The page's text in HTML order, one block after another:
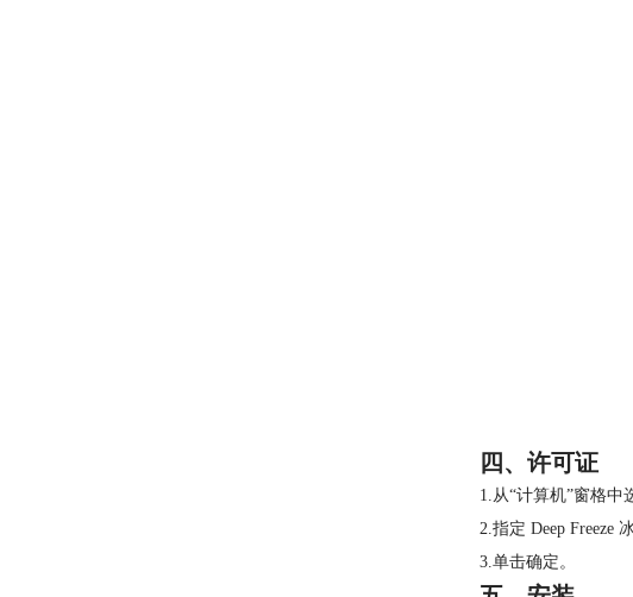
四、许可证
1.从“计算机”窗格中
2.指定 Deep Freeze
3.单击确定。